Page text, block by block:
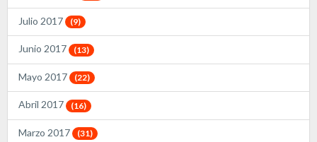
Julio 2017 (9)
Junio 2017 (13)
Mayo 2017 (22)
Abril 2017 (16)
Marzo 2017 (31)